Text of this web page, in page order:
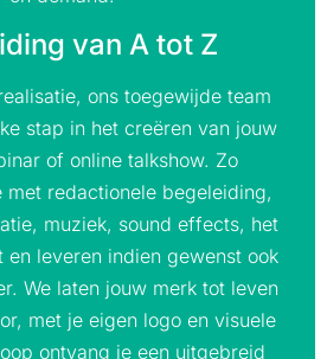
van A tot Z
ons toegewijde team
stap in het creëren van jouw
of online talkshow. Zo
met redactionele begeleiding,
muziek, sound effects, het
leveren indien gewenst ook
We laten jouw merk tot leven
met je eigen logo en visuele
ontvang je een uitgebreid